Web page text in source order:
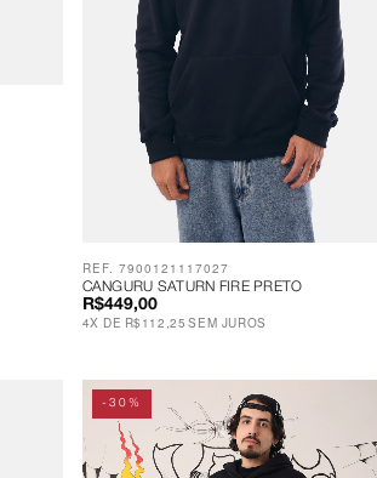
CANGURU SATURN FIRE PRETO
R$449,00
4X DE R$112,25 SEM JUROS
REF. 7900121117027
-30%